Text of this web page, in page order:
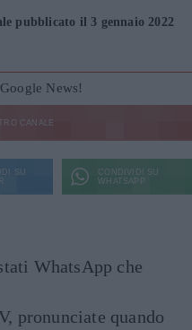
pubblicato il 3 gennaio 2022
News!
CANALE
SU
CONDIVIDI SU
WHATSAPP
WhatsApp che
pronunciate quando